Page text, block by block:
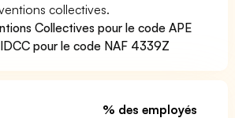
collectives.
Collectives pour le code APE
pour le code NAF 4339Z
% des employés